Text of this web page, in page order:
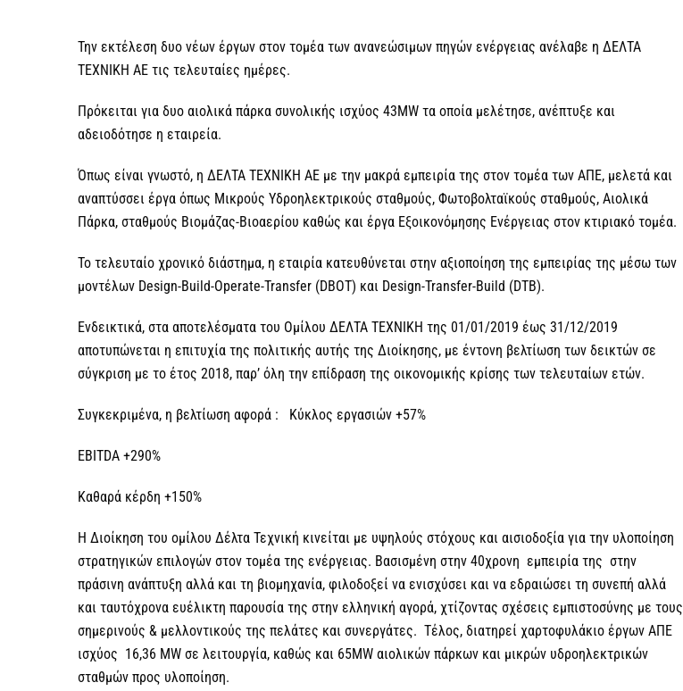
Την εκτέλεση δυο νέων έργων στον τομέα των ανανεώσιμων πηγών ενέργειας ανέλαβε η ΔΕΛΤΑ
ΤΕΧΝΙΚΗ ΑΕ τις τελευταίες ημέρες.
Πρόκειται για δυο αιολικά πάρκα συνολικής ισχύος 43MW τα οποία μελέτησε, ανέπτυξε και
αδειοδότησε η εταιρεία.
Όπως είναι γνωστό, η ΔΕΛΤΑ ΤΕΧΝΙΚΗ ΑΕ με την μακρά εμπειρία της στον τομέα των ΑΠΕ, μελετά και
αναπτύσσει έργα όπως Μικρούς Υδροηλεκτρικούς σταθμούς, Φωτοβολταϊκούς σταθμούς, Αιολικά
Πάρκα, σταθμούς Βιομάζας-Βιοαερίου καθώς και έργα Εξοικονόμησης Ενέργειας στον κτιριακό τομέα.
Το τελευταίο χρονικό διάστημα, η εταιρία κατευθύνεται στην αξιοποίηση της εμπειρίας της μέσω των
μοντέλων Design-Build-Operate-Transfer (DBOT) και Design-Transfer-Build (DTB).
Ενδεικτικά, στα αποτελέσματα του Ομίλου ΔΕΛΤΑ ΤΕΧΝΙΚΗ της 01/01/2019 έως 31/12/2019
αποτυπώνεται η επιτυχία της πολιτικής αυτής της Διοίκησης, με έντονη βελτίωση των δεικτών σε
σύγκριση με το έτος 2018, παρ’ όλη την επίδραση της οικονομικής κρίσης των τελευταίων ετών.
Συγκεκριμένα, η βελτίωση αφορά : Κύκλος εργασιών +57%
ΕΒΙΤDΑ +290%
Καθαρά κέρδη +150%
Η Διοίκηση του ομίλου Δέλτα Τεχνική κινείται με υψηλούς στόχους και αισιοδοξία για την υλοποίηση
στρατηγικών επιλογών στον τομέα της ενέργειας. Βασισμένη στην 40χρονη εμπειρία της στην
πράσινη ανάπτυξη αλλά και τη βιομηχανία, φιλοδοξεί να ενισχύσει και να εδραιώσει τη συνεπή αλλά
και ταυτόχρονα ευέλικτη παρουσία της στην ελληνική αγορά, χτίζοντας σχέσεις εμπιστοσύνης με τους
σημερινούς & μελλοντικούς της πελάτες και συνεργάτες. Τέλος, διατηρεί χαρτοφυλάκιο έργων ΑΠΕ
ισχύος 16,36 MW σε λειτουργία, καθώς και 65MW αιολικών πάρκων και μικρών υδροηλεκτρικών
σταθμών προς υλοποίηση.